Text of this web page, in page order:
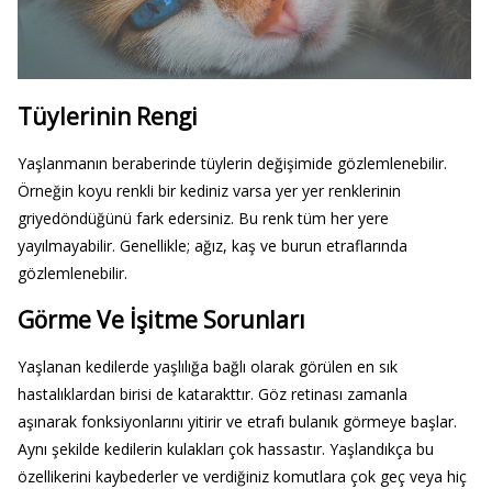
Tüylerinin Rengi
Yaşlanmanın beraberinde tüylerin değişimide gözlemlenebilir.
Örneğin koyu renkli bir kediniz varsa yer yer renklerinin
griyedöndüğünü fark edersiniz. Bu renk tüm her yere
yayılmayabilir. Genellikle; ağız, kaş ve burun etraflarında
gözlemlenebilir.
Görme Ve İşitme Sorunları
Yaşlanan kedilerde yaşlılığa bağlı olarak görülen en sık
hastalıklardan birisi de katarakttır. Göz retinası zamanla
aşınarak fonksiyonlarını yitirir ve etrafı bulanık görmeye başlar.
Aynı şekilde kedilerin kulakları çok hassastır. Yaşlandıkça bu
özellikerini kaybederler ve verdiğiniz komutlara çok geç veya hiç